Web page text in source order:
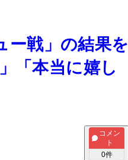
ー戦」の結果を
「本当に嬉し
コメン
ト
0件